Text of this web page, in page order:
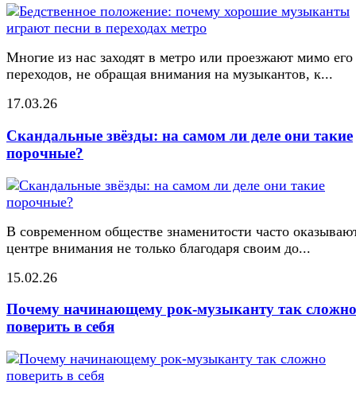
Многие из нас заходят в метро или проезжают мимо его
переходов, не обращая внимания на музыкантов, к...
17.03.26
Скандальные звёзды: на самом ли деле они такие
порочные?
В современном обществе знаменитости часто
центре внимания не только благодаря своим до...
15.02.26
Почему начинающему рок-музыканту так сложно
поверить в себя